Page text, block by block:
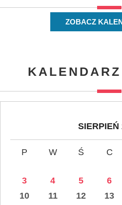
ZOBACZ
SIERPIEŃ
P W Ś C
3
4 5 6
10
11 12 13